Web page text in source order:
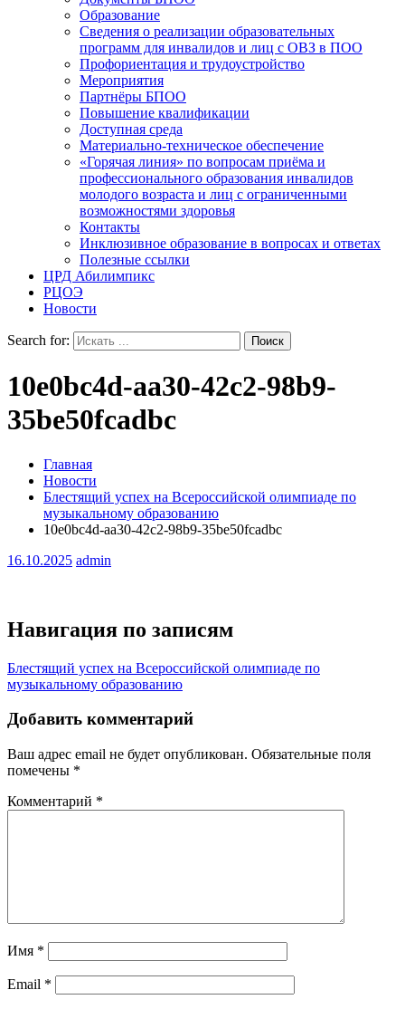
Образование
Сведения о реализации образовательных
программ для инвалидов и лиц с ОВЗ в ПОО
Профориентация и трудоустройство
Мероприятия
Партнёры БПОО
Повышение квалификации
Доступная среда
Материально-техническое обеспечение
«Горячая линия» по вопросам приёма и
профессионального образования инвалидов
молодого возраста и лиц с ограниченными
возможностями здоровья
Контакты
Инклюзивное образование в вопросах и ответах
Полезные ссылки
ЦРД Абилимпикс
РЦОЭ
Новости
Search for:
10e0bc4d-aa30-42c2-98b9-
35be50fcadbc
Главная
Новости
Блестящий успех на Всероссийской олимпиаде по
музыкальному образованию
10e0bc4d-aa30-42c2-98b9-35be50fcadbc
16.10.2025 admin
Навигация по записям
Блестящий успех на Всероссийской олимпиаде по
музыкальному образованию
Добавить комментарий
Ваш адрес email не будет опубликован. Обязательные поля
помечены *
Комментарий *
Имя *
Email *